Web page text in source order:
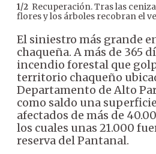
1/2 Recuperación. Tras las
flores y los árboles recobran el
El siniestro más grande
chaqueña. A más de 365
incendio forestal que
territorio chaqueño
Departamento de Alto
como saldo una
afectados de más de
los cuales unas 21.000
reserva del Pantanal.